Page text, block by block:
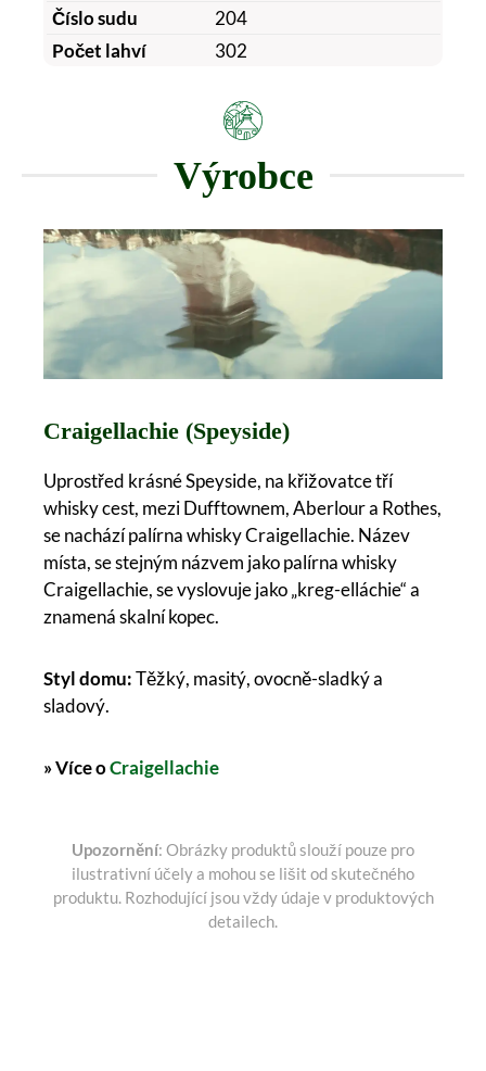
Číslo sudu
204
Počet lahví
302
Výrobce
Craigellachie (Speyside)
Uprostřed krásné Speyside, na křižovatce tří
whisky cest, mezi Dufftownem, Aberlour a Rothes,
se nachází palírna whisky Craigellachie. Název
místa, se stejným názvem jako palírna whisky
Craigellachie, se vyslovuje jako „kreg-elláchie“ a
znamená skalní kopec.
Styl domu:Těžký, masitý, ovocně-sladký a
sladový.
» Více oCraigellachie
Upozornění: Obrázky produktů slouží pouze pro
ilustrativní účely a mohou se lišit od skutečného
produktu. Rozhodující jsou vždy údaje v produktových
detailech.